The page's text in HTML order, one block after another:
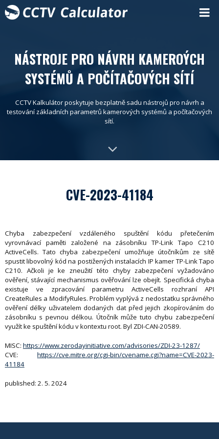
NÁSTROJE PRO NÁVRH KAMEROÝCH
SYSTÉMŮ A POČÍTAČOVÝCH SÍTÍ
CCTV Kalkulátor poskytuje bezplatně sadu nástrojů pro návrh a
testování základních parametrů kamerových systémů a počítačových
sítí.
CVE-2023-41184
Chyba zabezpečení vzdáleného spuštění kódu přetečením
vyrovnávací paměti založené na zásobníku TP-Link Tapo C210
ActiveCells. Tato chyba zabezpečení umožňuje útočníkům ze sítě
spustit libovolný kód na postižených instalacích IP kamer TP-Link Tapo
C210. Ačkoli je ke zneužití této chyby zabezpečení vyžadováno
ověření, stávající mechanismus ověřování lze obejít. Specifická chyba
existuje ve zpracování parametru ActiveCells rozhraní API
CreateRules a ModifyRules. Problém vyplývá z nedostatku správného
ověření délky uživatelem dodaných dat před jejich zkopírováním do
zásobníku s pevnou délkou. Útočník může tuto chybu zabezpečení
využít ke spuštění kódu v kontextu root. Byl ZDI-CAN-20589.
MISC: https://www.zerodayinitiative.com/advisories/ZDI-23-1287/
CVE: https://cve.mitre.org/cgi-bin/cvename.cgi?name=CVE-2023-
41184
published: 2. 5. 2024